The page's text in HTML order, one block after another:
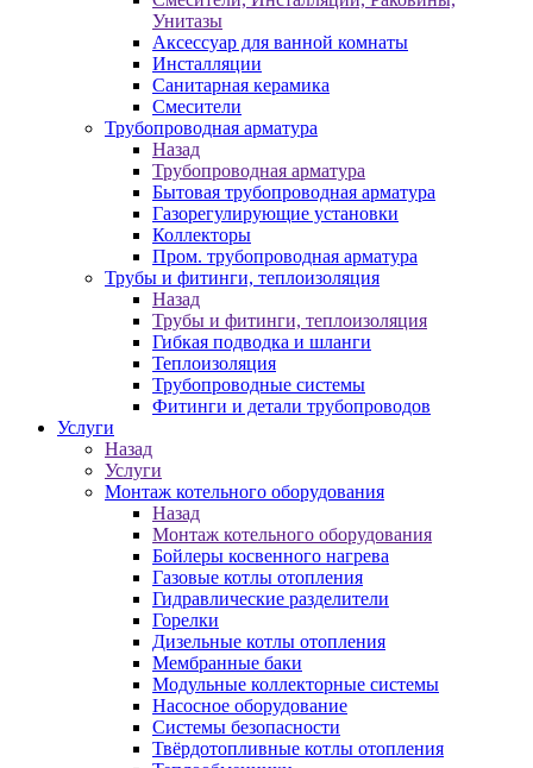
Унитазы
Аксессуар для ванной комнаты
Инсталляции
Санитарная керамика
Смесители
Трубопроводная арматура
Назад
Трубопроводная арматура
Бытовая трубопроводная арматура
Газорегулирующие установки
Коллекторы
Пром. трубопроводная арматура
Трубы и фитинги, теплоизоляция
Назад
Трубы и фитинги, теплоизоляция
Гибкая подводка и шланги
Теплоизоляция
Трубопроводные системы
Фитинги и детали трубопроводов
Услуги
Назад
Услуги
Монтаж котельного оборудования
Назад
Монтаж котельного оборудования
Бойлеры косвенного нагрева
Газовые котлы отопления
Гидравлические разделители
Горелки
Дизельные котлы отопления
Мембранные баки
Модульные коллекторные системы
Насосное оборудование
Системы безопасности
Твёрдотопливные котлы отопления